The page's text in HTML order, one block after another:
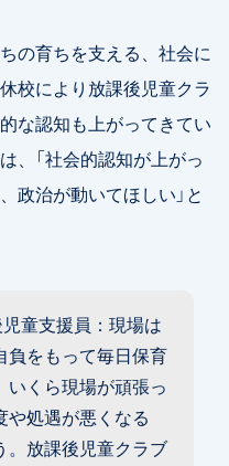
の育ちを支える、社会に
校により放課後児童クラ
な認知も上がってきてい
、「社会的認知が上がっ
政治が動いてほしい」と
童支援員：現場は
負をもって毎日保育
くら現場が頑張っ
処遇が悪くなる
。放課後児童クラブ